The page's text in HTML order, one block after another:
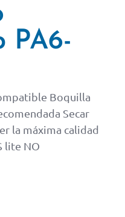
PA6-
Boquilla
Secar
la máxima calidad
lite NO